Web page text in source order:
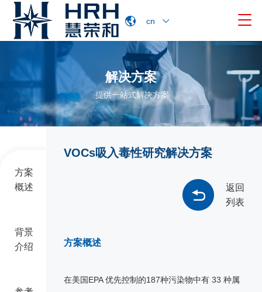
cn 
解决方案
提供一站式解决方案
方案
概述
背景
介绍
VOCs吸入毒性研究解决方案
返回
列表
方案概述
在美国EPA 优先控制的187种污染物中有 33 种属